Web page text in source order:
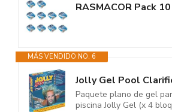
MÁS VENDIDO NO. 6
Paquete plano de gel
piscina Jolly Gel (x 4